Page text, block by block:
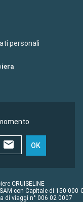
personali
OK
CRUISELINE
con Capitale di 150 000 €
di viaggi n° 006 02 0007